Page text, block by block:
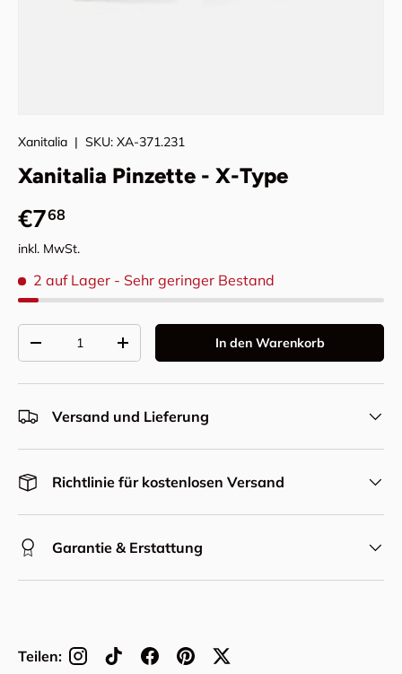
Xanitalia | SKU: XA-371.231
Xanitalia Pinzette - X-Type
Normaler Preis
€768
inkl. MwSt.
2 auf Lager - Sehr geringer Bestand
Menge verringernMenge erhöhen In den Warenkorb
Versand und Lieferung
Richtlinie für kostenlosen Versand
Garantie & Erstattung
Teilen: